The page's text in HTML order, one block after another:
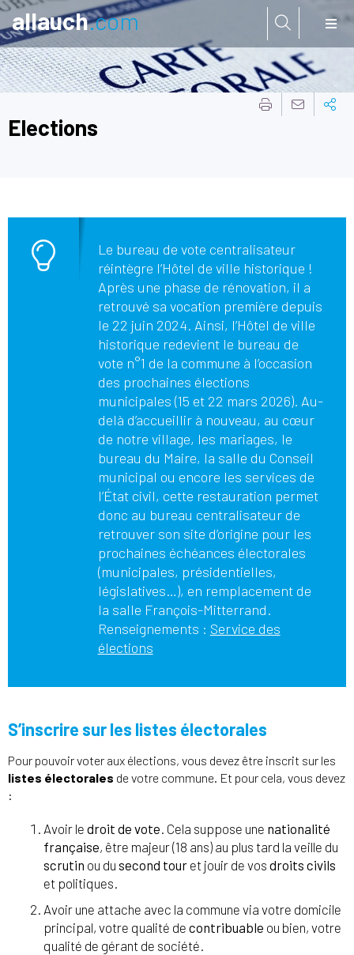
Aller à:allauch.com
Elections
Le bureau de vote centralisateur
réintègre l’Hôtel de ville historique !
Après une phase de rénovation, il a
retrouvé sa vocation première depuis
le 22 juin 2024. Ainsi, l’Hôtel de ville
historique redevient le bureau de
vote n°1 de la commune à l’occasion
des prochaines élections
municipales (15 et 22 mars 2026). Au-
delà d’accueillir à nouveau, au cœur
de notre village, les mariages, le
bureau du Maire, la salle du Conseil
municipal ou encore les services de
l’État civil, cette restauration permet
donc au bureau centralisateur de
retrouver son site d’origine pour les
prochaines échéances électorales
(municipales, présidentielles,
législatives…), en remplacement de
la salle François-Mitterrand.
Renseignements : Service des
élections
S’inscrire sur les listes électorales
Pour pouvoir voter aux élections, vous devez être inscrit sur les
listes électorales de votre commune. Et pour cela, vous devez
:
Avoir le droit de vote. Cela suppose une nationalité
française, être majeur (18 ans) au plus tard la veille du
scrutin ou du second tour et jouir de vos droits civils
et politiques.
Avoir une attache avec la commune via votre domicile
principal, votre qualité de contribuable ou bien, votre
qualité de gérant de société.